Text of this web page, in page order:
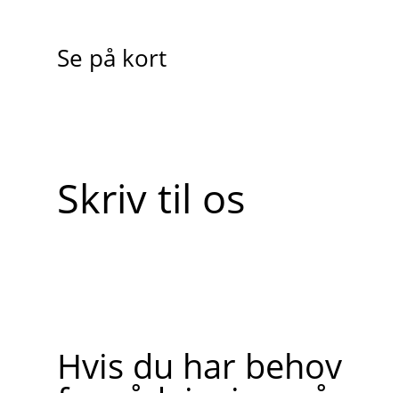
Se på kort
Skriv til os
Hvis du har behov